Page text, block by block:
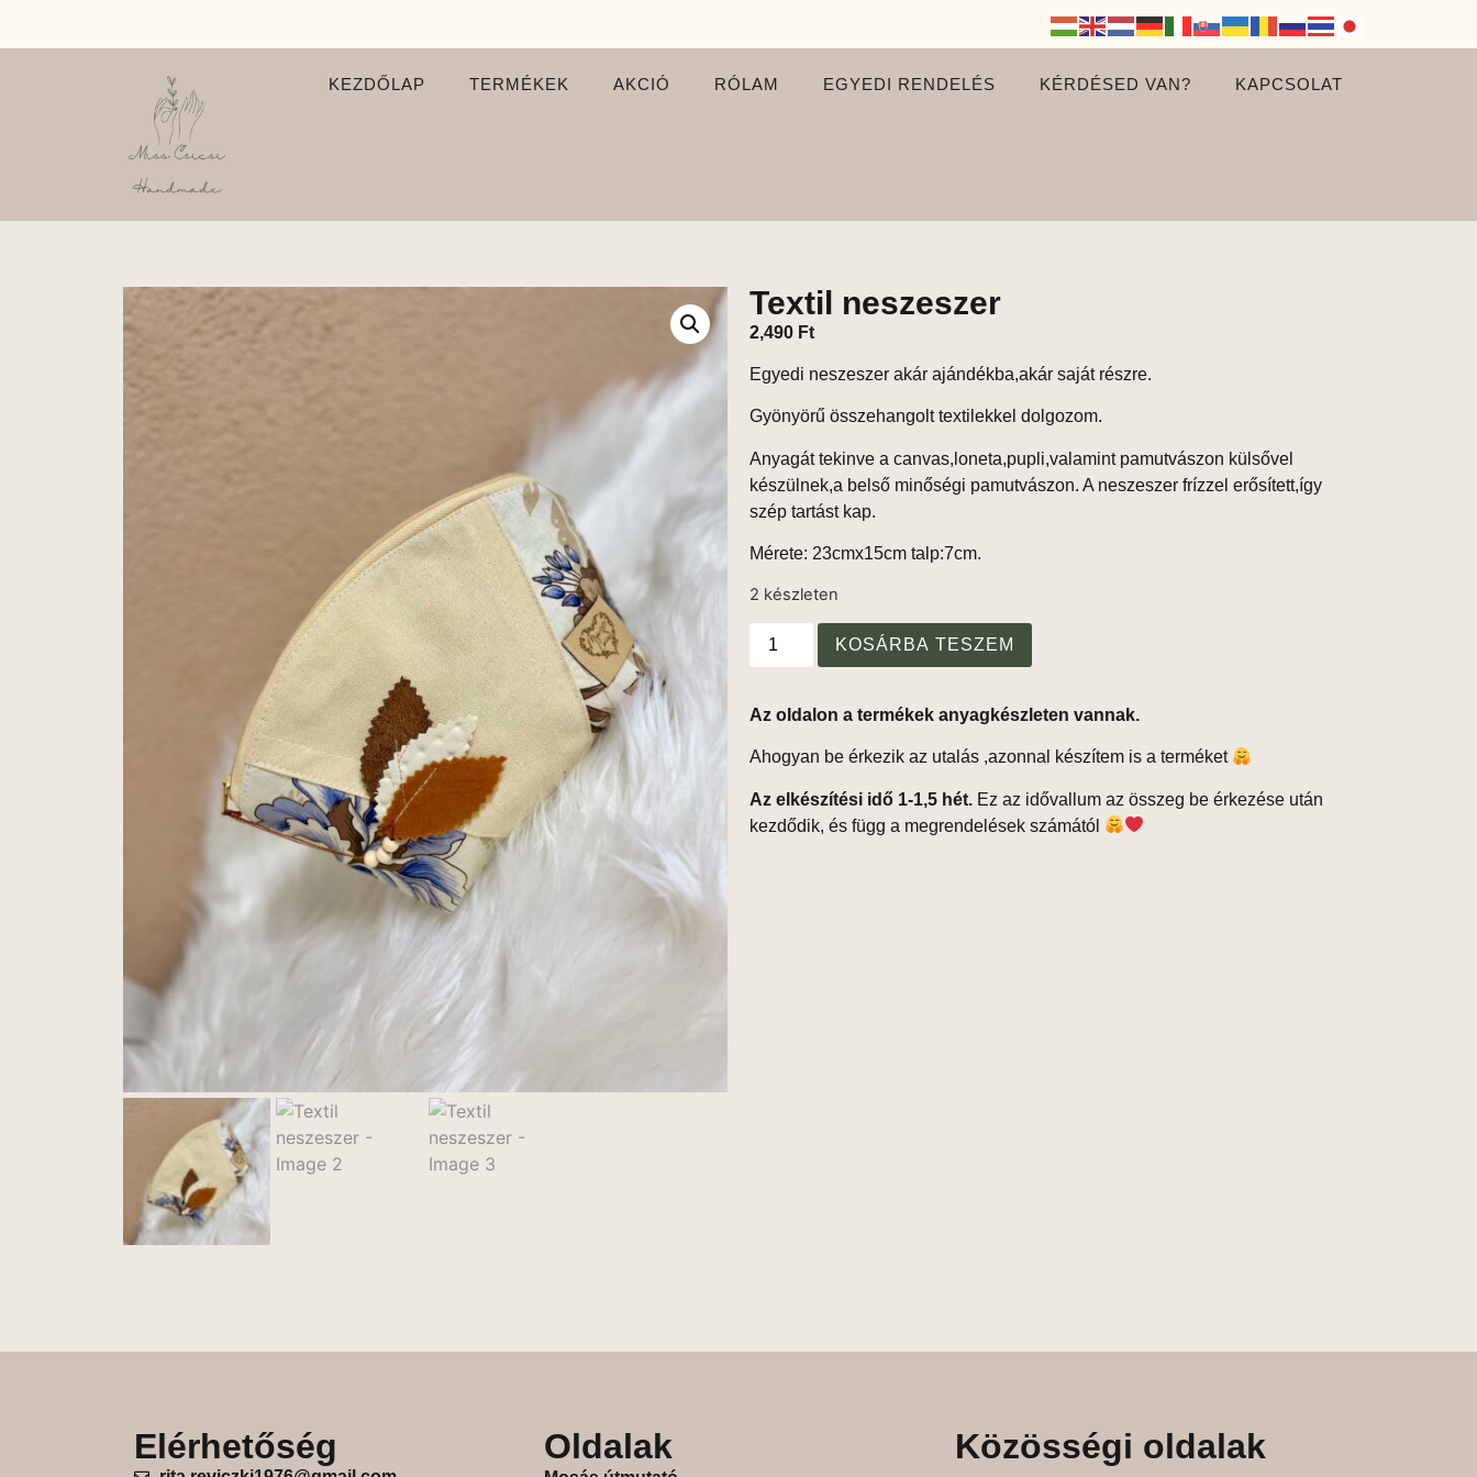
KEZDŐLAP TERMÉKEK AKCIÓ RÓLAM EGYEDI RENDELÉS KÉRDÉSED VAN? KAPCSOLAT
Textil neszeszer
2,490 Ft
Egyedi neszeszer akár ajándékba,akár saját részre.
Gyönyörű összehangolt textilekkel dolgozom.
Anyagát tekinve a canvas,loneta,pupli,valamint pamutvászon külsővel
készülnek,a belső minőségi pamutvászon. A neszeszer frízzel erősített,így
szép tartást kap.
Mérete: 23cmx15cm talp:7cm.
2 készleten
KOSÁRBA TESZEM
Az oldalon a termékek anyagkészleten vannak.
Ahogyan be érkezik az utalás ,azonnal készítem is a terméket
Az elkészítési idő 1-1,5 hét. Ez az idővallum az összeg be érkezése után
kezdődik, és függ a megrendelések számától
Elérhetőség Oldalak Közösségi oldalak